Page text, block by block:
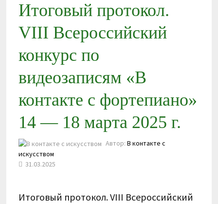
Итоговый протокол.
VIII Всероссийский
конкурс по
видеозаписям «В
контакте с фортепиано»
14 — 18 марта 2025 г.
Автор:В контакте с
искусством
31.03.2025
Итоговый протокол. VIII Всероссийский